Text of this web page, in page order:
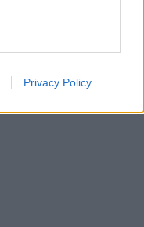
Privacy Policy